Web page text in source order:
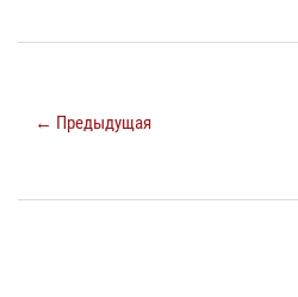
← Предыдущая